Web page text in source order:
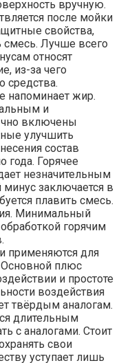
вручную.
после мойки
свойства,
смесь. Лучше всего
относят
из-за чего
средства.
напоминает жир.
и
включены
улучшить
состав
года. Горячее
незначительным
заключается в
плавить смесь.
Минимальный
горячим
применяются для
Основной плюс
и простоте
воздействия
твёрдым аналогам.
длительным
с аналогами. Стоит
свои
уступает лишь